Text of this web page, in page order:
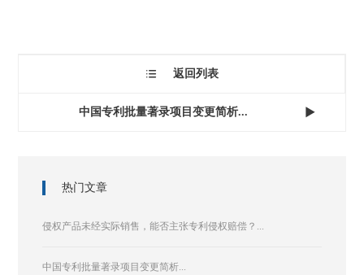
 返回列表
中国专利批量著录项目变更简析... 
热门文章
侵权产品未经实际销售，能否主张专利侵权赔偿？...
中国专利批量著录项目变更简析...